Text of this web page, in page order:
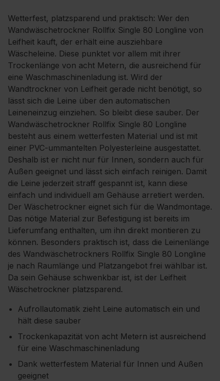
Wetterfest, platzsparend und praktisch: Wer den
Wandwäschetrockner Rollfix Single 80 Longline von
Leifheit kauft, der erhält eine ausziehbare
Wäscheleine. Diese punktet vor allem mit ihrer
Trockenlänge von acht Metern, die ausreichend für
eine Waschmaschinenladung ist. Wird der
Wandtrockner von Leifheit gerade nicht benötigt, so
lässt sich die Leine über den automatischen
Leineneinzug einziehen. So bleibt diese sauber. Der
Wandwäschetrockner Rollfix Single 80 Longline
besteht aus einem wetterfesten Material und ist mit
einer PVC-ummantelten Polyesterleine ausgestattet.
Deshalb ist er nicht nur für Innen, sondern auch für
Außen geeignet und lässt sich einfach reinigen. Damit
die Leine jederzeit straff gespannt ist, kann diese
einfach und individuell am Gehäuse arretiert werden.
Der Wäschetrockner eignet sich für die Wandmontage.
Das nötige Material zur Befestigung ist bereits im
Lieferumfang enthalten, um ihn direkt montieren zu
können. Besonders praktisch ist, dass die Leinenlänge
des Wandwäschetrockners Rollfix Single 80 Longline
je nach Raumlänge und Platzangebot frei wählbar ist.
Da sein Gehäuse schwenkbar ist, ist der Leifheit
Wäschetrockner platzsparend.
Aufrollautomatik zieht Leine automatisch ein und
hält diese sauber
Trockenkapazität von acht Metern ist ausreichend
für eine Waschmaschinenladung
Dank wetterfestem Material für Innen und Außen
geeignet